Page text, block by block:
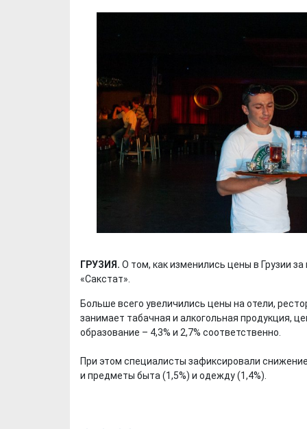
ГРУЗИЯ. О том, как изменились цены в Грузии
«Сакстат».
Больше всего увеличились цены на отели,
занимает табачная и алкогольная продукция,
образование – 4,3% и 2,7% соответственно.
При этом специалисты зафиксировали
и предметы быта (1,5%) и одежду (1,4%).